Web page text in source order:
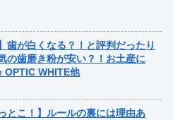
歯が白くなる？！と評判だったり
の歯磨き粉が安い？！お土産に
OPTIC WHITE他
とこ！】ルールの裏には理由あ